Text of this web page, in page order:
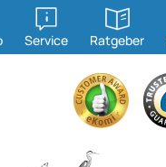
Service
öffnen
Ratgeber
öffnen